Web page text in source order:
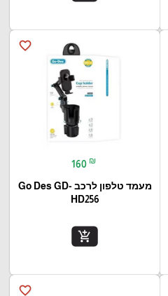
favorite_border
160 ₪
מעמד טלפון לרכב Go Des GD-
HD256
add_shopping_cart
favorite_border